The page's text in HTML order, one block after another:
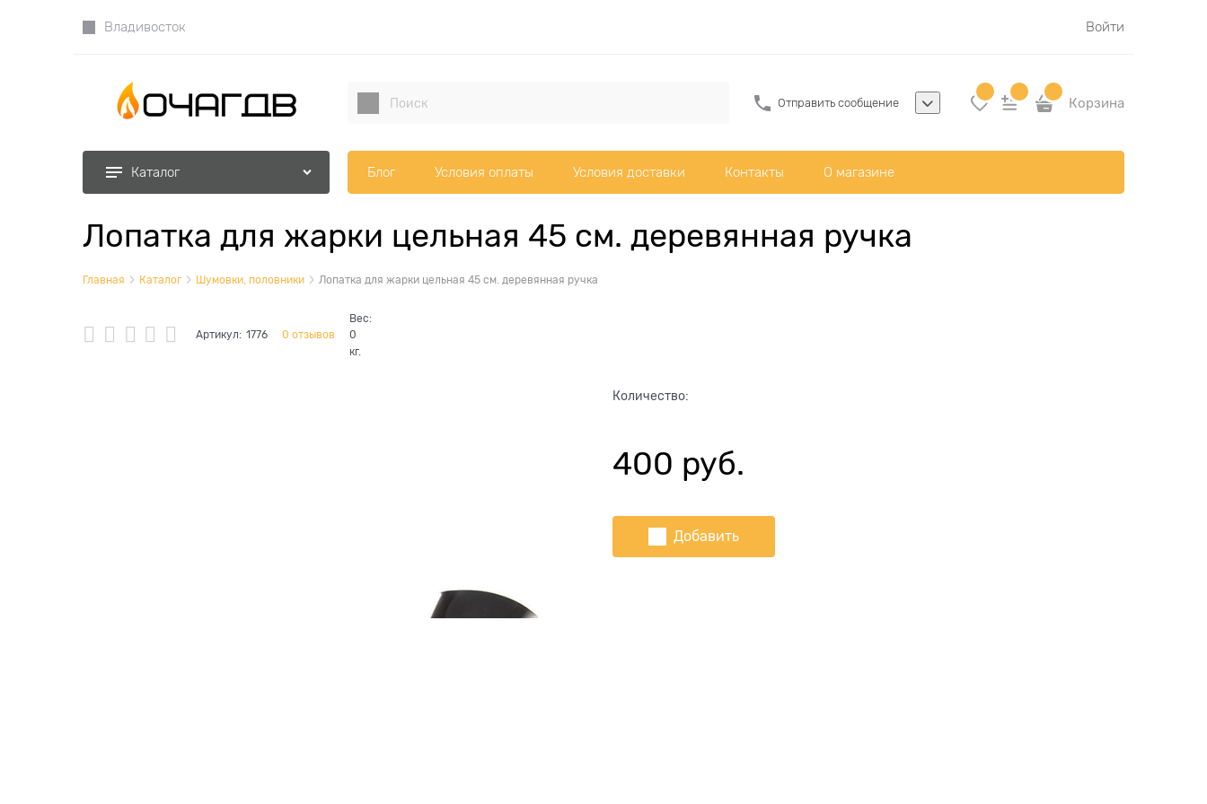
Владивосток Войти
Отправить сообщение Корзина
Каталог Блог Условия оплаты Условия доставки Контакты О магазине
Лопатка для жарки цельная 45 см. деревянная ручка
Главная Каталог Шумовки, половники Лопатка для жарки цельная 45 см. деревянная ручка
Артикул: 1776 0 отзывов
Вес:
0
кг.
Количество:
400 руб.
Добавить